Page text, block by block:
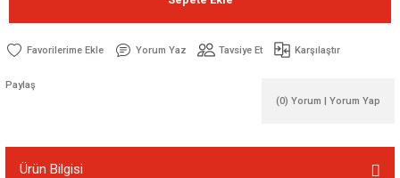
Yorum Yaz Tavsiye Et Karşılaştır
Paylaş
(0) Yorum | Yorum Yap
Ürün Bilgisi